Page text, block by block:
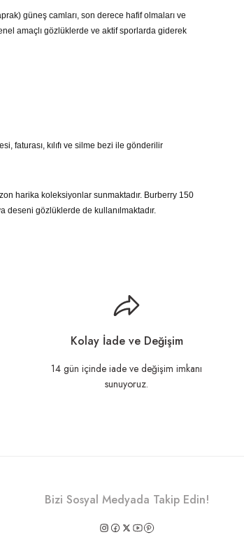
güneş camları, son derece hafif olmaları ve
amaçlı gözlüklerde ve aktif sporlarda giderek
faturası, kılıfı ve silme bezi ile gönderilir
harika koleksiyonlar sunmaktadır. Burberry 150
gözlüklerde de kullanılmaktadır.
Kolay İade ve Değişim
14 gün içinde iade ve değişim imkanı
sunuyoruz.
Bizi Sosyal Medyada Takip Edin!